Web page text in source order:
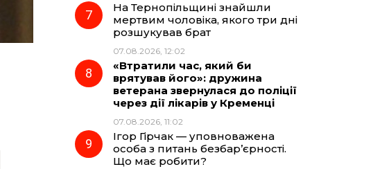
На Тернопільщині знайшли
мертвим чоловіка, якого три дні
розшукував брат
07.08.2026, 12:02
«Втратили час, який би
врятував його»: дружина
ветерана звернулася до поліції
через дії лікарів у Кременці
07.08.2026, 11:02
Ігор Гірчак — уповноважена
особа з питань безбар’єрності.
Що має робити?